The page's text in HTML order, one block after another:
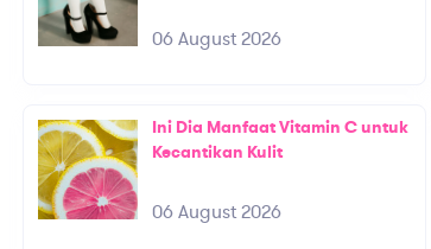
06 August 2026
Ini Dia Manfaat Vitamin C untuk
Kecantikan Kulit
06 August 2026